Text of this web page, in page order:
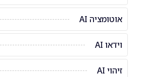
אוטומציה AI
וידאו AI
זיהוי AI